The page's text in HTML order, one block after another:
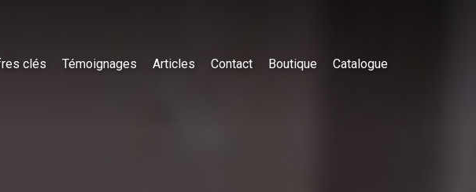
clés Témoignages Articles Contact Boutique Catalogue